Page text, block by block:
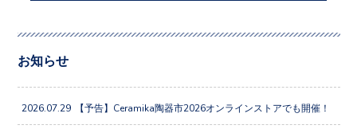
お知らせ
2026.07.29 【予告】Ceramika陶器市2026オンラインストアでも開催！